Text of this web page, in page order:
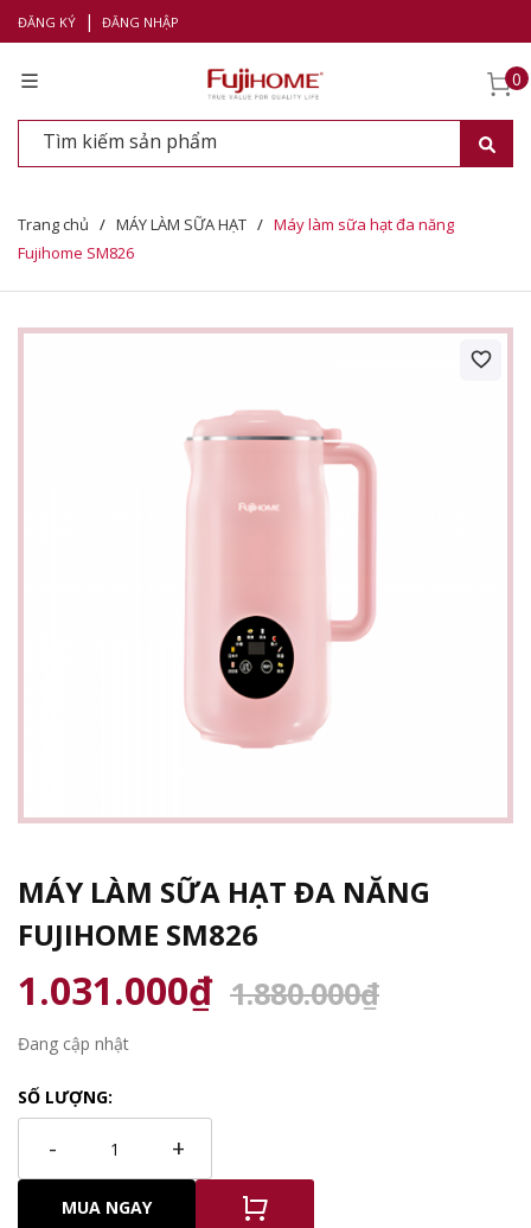
ĐĂNG KÝ | ĐĂNG NHẬP
0
Trang chủ / MÁY LÀM SỮA HẠT / Máy làm sữa hạt đa năng
Fujihome SM826
MÁY LÀM SỮA HẠT ĐA NĂNG
FUJIHOME SM826
1.031.000₫ 1.880.000₫
Đang cập nhật
SỐ LƯỢNG:
- +
MUA NGAY